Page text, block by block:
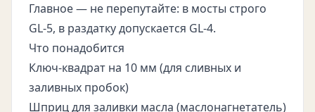
Главное — не перепутайте: в мосты строго
GL-5, в раздатку допускается GL-4.
Что понадобится
Ключ-квадрат на 10 мм (для сливных и
заливных пробок)
Шприц для заливки масла (маслонагнетатель)